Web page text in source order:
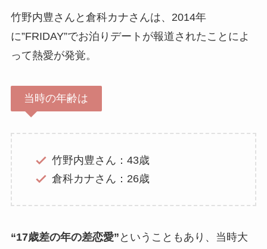
竹野内豊さんと倉科カナさんは、2014年
に”FRIDAY”でお泊りデートが報道されたことによ
って熱愛が発覚。
当時の年齢は
竹野内豊さん：43歳
倉科カナさん：26歳
“17歳差の年の差恋愛” ということもあり、当時大